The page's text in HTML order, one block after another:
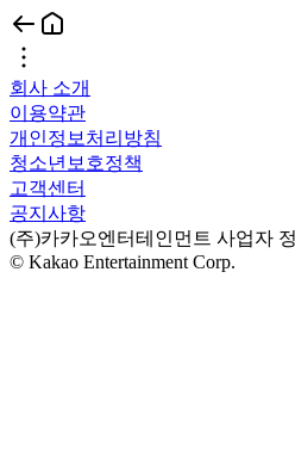
회사 소개
이용약관
개인정보처리방침
청소년보호정책
고객센터
공지사항
(주)카카오엔터테인먼트 사업자
© Kakao Entertainment Corp.